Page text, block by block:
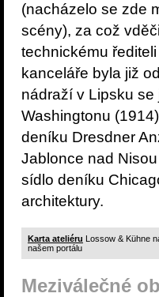
(nacházelo se zde
scény), za což
technickému
kanceláře byla již
nádraží v Lipsku
Washingtonu
deníku Dresdner
Jablonce nad
sídlo deníku
architektury.
Karta ateliéru Lossow & Kühne
našem portálu
Meziválečné